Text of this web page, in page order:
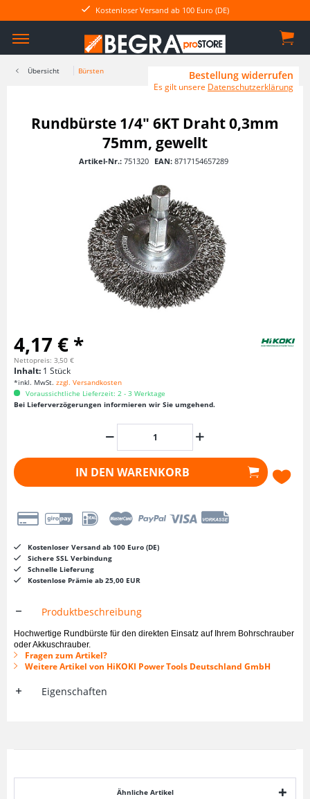
Kostenloser Versand ab 100 Euro (DE)
Übersicht Bürsten
Rundbürste 1/4" 6KT Draht 0,3mm
75mm, gewellt
Artikel-Nr.: 751320 EAN: 8717154657289
4,17 € *
Nettopreis: 3,50 €
Inhalt: 1 Stück
*inkl. MwSt. zzgl. Versandkosten
Voraussichtliche Lieferzeit: 2 - 3 Werktage
Bei Lieferverzögerungen informieren wir Sie umgehend.
IN DEN WARENKORB
Kostenloser Versand ab 100 Euro (DE)
Sichere SSL Verbindung
Schnelle Lieferung
Kostenlose Prämie ab 25,00 EUR
Produktbeschreibung
Hochwertige Rundbürste für den direkten Einsatz auf Ihrem Bohrschrauber
oder Akkuschrauber.
Fragen zum Artikel?
Weitere Artikel von HiKOKI Power Tools Deutschland GmbH
Eigenschaften
Ähnliche Artikel
Bestellung widerrufen
Es gilt unsere Datenschutzerklärung